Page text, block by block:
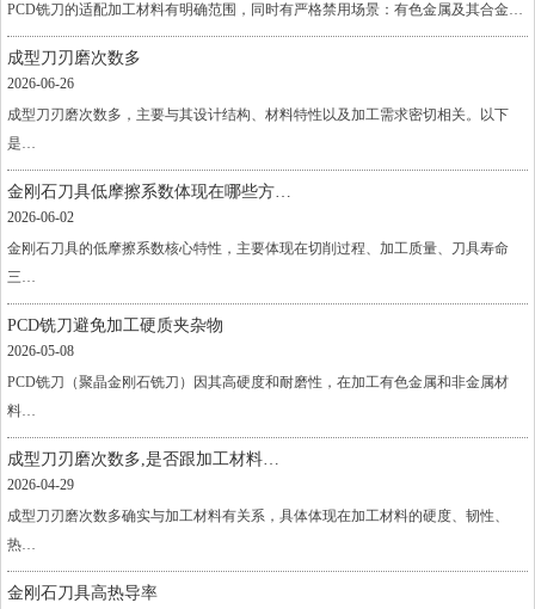
PCD铣刀的适配加工材料有明确范围，同时有严格禁用场景：有色金属及其合金‌…
成型刀刃磨次数多
2026-06-26
成型刀刃磨次数多，主要与其设计结构、材料特性以及加工需求密切相关。以下
是…
金刚石刀具低摩擦系数体现在哪些方…
2026-06-02
金刚石刀具的低摩擦系数核心特性，主要体现在切削过程、加工质量、刀具寿命
三…
PCD铣刀避免加工硬质夹杂物
2026-05-08
PCD铣刀（聚晶金刚石铣刀）因其高硬度和耐磨性，在加工有色金属和非金属材
料…
成型刀刃磨次数多,是否跟加工材料…
2026-04-29
成型刀刃磨次数多确实与加工材料有关系，具体体现在加工材料的硬度、韧性、
热…
金刚石刀具高热导率